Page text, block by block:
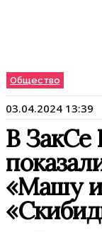
Общество
03.04.2024 13:39
В ЗакСе
«Машу